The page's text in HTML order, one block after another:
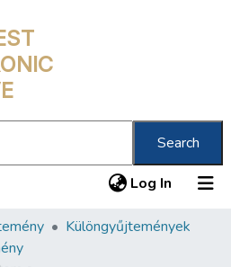
Search
Log In (current)
Különgyűjtemények